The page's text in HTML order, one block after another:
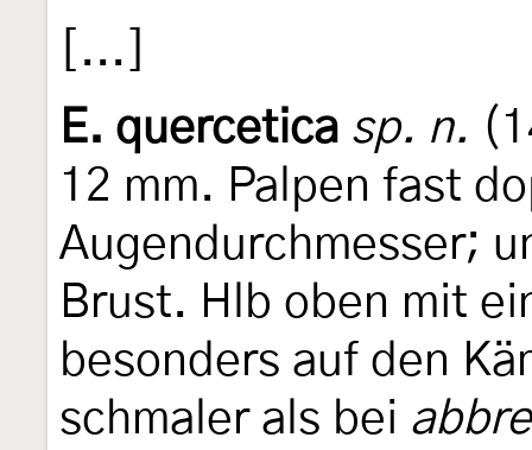
[...]
E. quercetica sp. n.
12 mm. Palpen fast
Augendurchmesser;
Brust. Hlb oben mit
besonders auf den
schmaler als bei